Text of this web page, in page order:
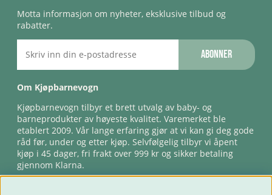
Motta informasjon om nyheter, eksklusive tilbud og
rabatter.
Abonner
Om Kjøpbarnevogn
Kjøpbarnevogn tilbyr et brett utvalg av baby- og
barneprodukter av høyeste kvalitet. Varemerket ble
etablert 2009. Vår lange erfaring gjør at vi kan gi deg gode
råd før, under og etter kjøp. Selvfølgelig tilbyr vi åpent
kjøp i 45 dager, fri frakt over 999 kr og sikker betaling
gjennom Klarna.